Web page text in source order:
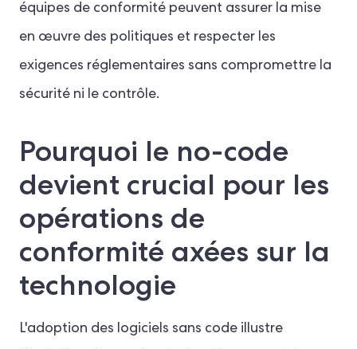
équipes de conformité peuvent assurer la mise
en œuvre des politiques et respecter les
exigences réglementaires sans compromettre la
sécurité ni le contrôle.
Pourquoi le no-code
devient crucial pour les
opérations de
conformité axées sur la
technologie
L'adoption des logiciels sans code illustre